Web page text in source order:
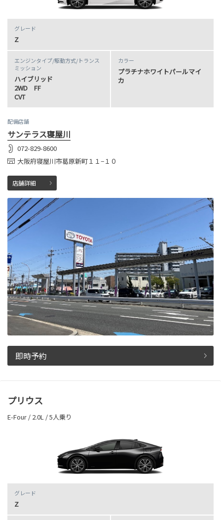
グレード
Z
エンジンタイプ/駆動方式/トランス
ミッション
ハイブリッド
2WD FF
CVT
カラー
プラチナホワイトパールマイ
カ
配備店舗
サンテラス寝屋川
072-829-8600
大阪府寝屋川市葛原新町１１−１０
店舗詳細
即時予約
プリウス
E-Four / 2.0L / 5人乗り
グレード
Z